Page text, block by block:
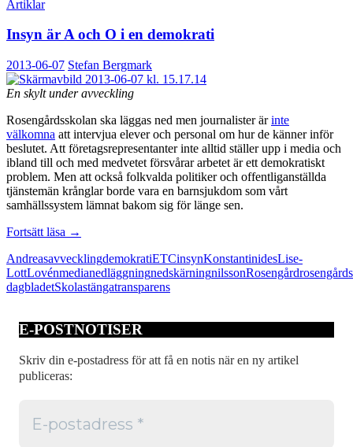
Artiklar
Insyn är A och O i en demokrati
2013-06-07 Stefan Bergmark
En skylt under avveckling
Rosengårdsskolan ska läggas ned men journalister ärinte
välkomna att intervjua elever och personal om hur de känner inför
beslutet. Att företagsrepresentanter inte alltid ställer upp i media och
ibland till och med medvetet försvårar arbetet är ett demokratiskt
problem. Men att också folkvalda politiker och offentliganställda
tjänstemän krånglar borde vara en barnsjukdom som vårt
samhällssystem lämnat bakom sig för länge sen.
Fortsätt läsa Insyn
A
och
O
demokrati
→
AndreasavvecklingdemokratiETCinsynKonstantinidesLise-
LottLovénmedianedläggningnedskärningnilssonRosengård
dagbladetSkolastängatransparens
E-POSTNOTISER
Skriv din e-postadress för att få en notis när en ny artikel
publiceras: